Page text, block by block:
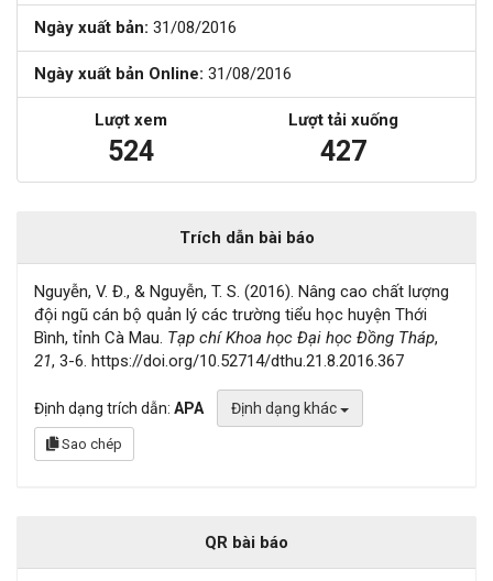
Ngày xuất bản: 31/08/2016
Ngày xuất bản Online: 31/08/2016
Lượt xem
524
Lượt tải xuống
427
Trích dẫn bài báo
Nguyễn, V. Đ., & Nguyễn, T. S. (2016). Nâng cao chất lượng
đội ngũ cán bộ quản lý các trường tiểu học huyện Thới
Bình, tỉnh Cà Mau. Tạp chí Khoa học Đại học Đồng Tháp,
21, 3-6. https://doi.org/10.52714/dthu.21.8.2016.367
Định dạng trích dẫn: APA Định dạng khác
Sao chép
QR bài báo